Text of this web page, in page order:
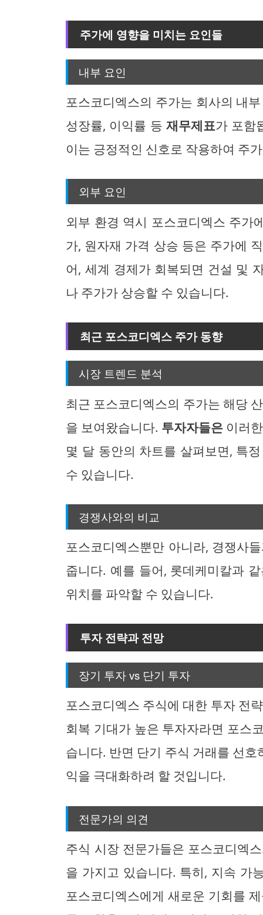
주가에 영향을 미치는 요인들
내부 요인
포스코디엑스의 주가는 회사의 내
성장률, 이익률 등 재무제표가 포함
이는 긍정적인 신호로 작용하여 주
외부 요인
외부 환경 역시 포스코디엑스 주가
가, 원자재 가격 상승 등은 주가에
어, 세계 경제가 회복되면 건설 및
나 주가가 상승할 수 있습니다.
최근 포스코디엑스 주가 동향
시장 트렌드 분석
최근 포스코디엑스의 주가는 해당
을 보여왔습니다. 투자자들은 이러
몇 달 동안의 차트를 살펴보면, 특
수 있습니다.
경쟁사와의 비교
포스코디엑스뿐만 아니라, 경쟁사
줍니다. 예를 들어, 롯데케미칼과
위치를 파악할 수 있습니다.
투자 전략과 전망
장기 투자 vs 단기 투자
포스코디엑스 주식에 대한 투자 전
회복 기대가 높은 투자자라면 포스
습니다. 반면 단기 주식 거래를 선
익을 극대화하려 할 것입니다.
전문가의 의견
주식 시장 전문가들은 포스코디엑
을 가지고 있습니다. 특히, 지속 가
포스코디엑스에게 새로운 기회를